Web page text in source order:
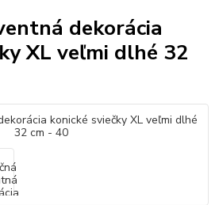
dekorácia
XL veľmi dlhé 32